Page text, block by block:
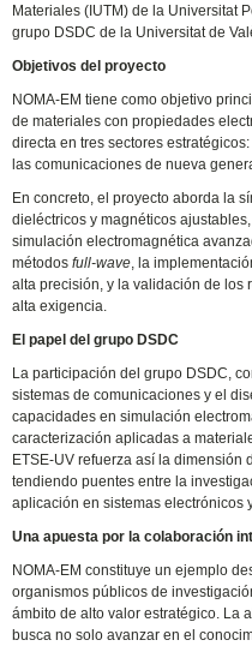
Materiales (IUTM) de la Universitat
grupo DSDC de la Universitat de
Objetivos del proyecto
NOMA-EM tiene como objetivo
de materiales con propiedades
directa en tres sectores
las comunicaciones de nueva
En concreto, el proyecto aborda la
dieléctricos y magnéticos
simulación electromagnética
métodosfull-wave, la
alta precisión, y la validación de los
alta exigencia.
El papel del grupo DSDC
La participación del grupo DSDC,
sistemas de comunicaciones y el
capacidades en simulación
caracterización aplicadas a
ETSE-UV refuerza así la dimensión
tendiendo puentes entre la
aplicación en sistemas electrónicos
Una apuesta por la colaboración
NOMA-EM constituye un ejemplo
organismos públicos de
ámbito de alto valor estratégico. La
busca no solo avanzar en el